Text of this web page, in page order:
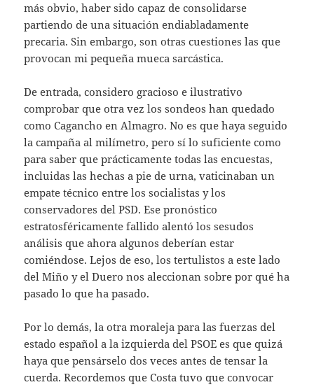
más obvio, haber sido capaz de consolidarse
partiendo de una situación endiabladamente
precaria. Sin embargo, son otras cuestiones las que
provocan mi pequeña mueca sarcástica.
De entrada, considero gracioso e ilustrativo
comprobar que otra vez los sondeos han quedado
como Cagancho en Almagro. No es que haya seguido
la campaña al milímetro, pero sí lo suficiente como
para saber que prácticamente todas las encuestas,
incluidas las hechas a pie de urna, vaticinaban un
empate técnico entre los socialistas y los
conservadores del PSD. Ese pronóstico
estratosféricamente fallido alentó los sesudos
análisis que ahora algunos deberían estar
comiéndose. Lejos de eso, los tertulistos a este lado
del Miño y el Duero nos aleccionan sobre por qué ha
pasado lo que ha pasado.
Por lo demás, la otra moraleja para las fuerzas del
estado español a la izquierda del PSOE es que quizá
haya que pensárselo dos veces antes de tensar la
cuerda. Recordemos que Costa tuvo que convocar